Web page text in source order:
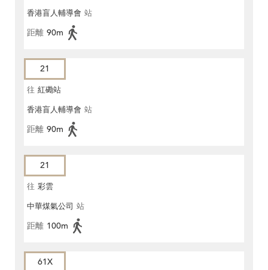
香港盲人輔導會 站
距離 90m
21
往 紅磡站
香港盲人輔導會 站
距離 90m
21
往 彩雲
中華煤氣公司 站
距離 100m
61X